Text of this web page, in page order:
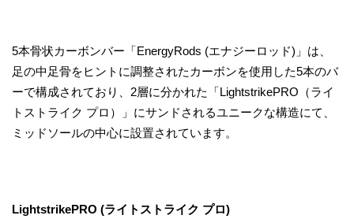
5本骨状カーボンバー「EnergyRods (エナジーロッド)」は、
足の中足骨をヒントに調整されたカーボンを使用した5本のバ
ーで構成されており、2層に分かれた「LightstrikePRO（ライ
トストライク プロ）」にサンドされるユニークな構造にて、
ミッドソールの中心に設置されています。
LightstrikePRO (ライトストライク プロ)